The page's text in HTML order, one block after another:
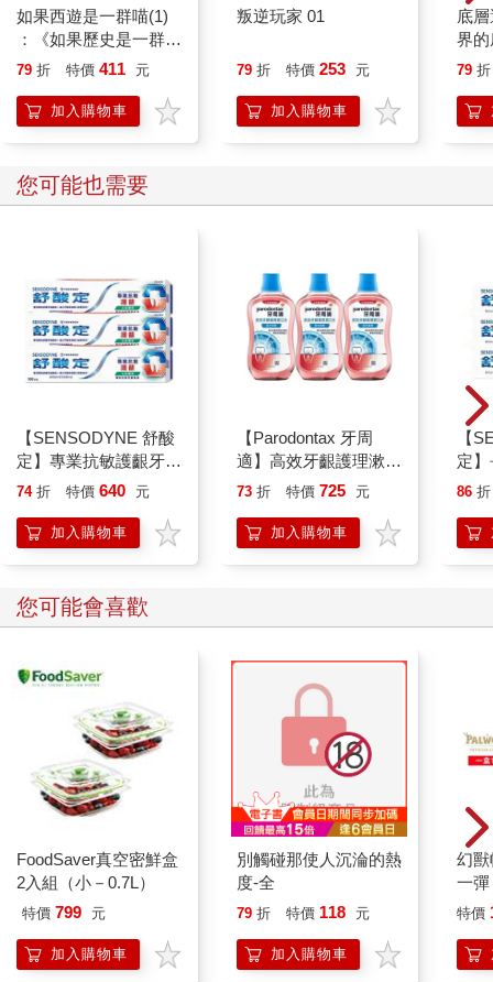
如果西遊是一群喵(1)
：《如果歷史是一群
喵》作者最新力作，附
79 折 特價 411 元
加入購物車
叛逆玩家 01
79 折 特價 253 元
加入購物車
底
界
79 折
您可能也需要
【SENSODYNE 舒酸
定】專業抗敏護齦牙
膏-沁涼薄荷100gx3入
74 折 特價 640 元
加入購物車
【Parodontax 牙周
適】高效牙齦護理漱口
水-極淨清新500mlx3
73 折 特價 725 元
加入購物車
【
定
涼薄
86 折
您可能會喜歡
FoodSaver真空密鮮盒
2入組（小－0.7L）
特價 799 元
加入購物車
別觸碰那使人沉淪的熱
度-全
79 折 特價 118 元
加入購物車
幻
一彈
特價